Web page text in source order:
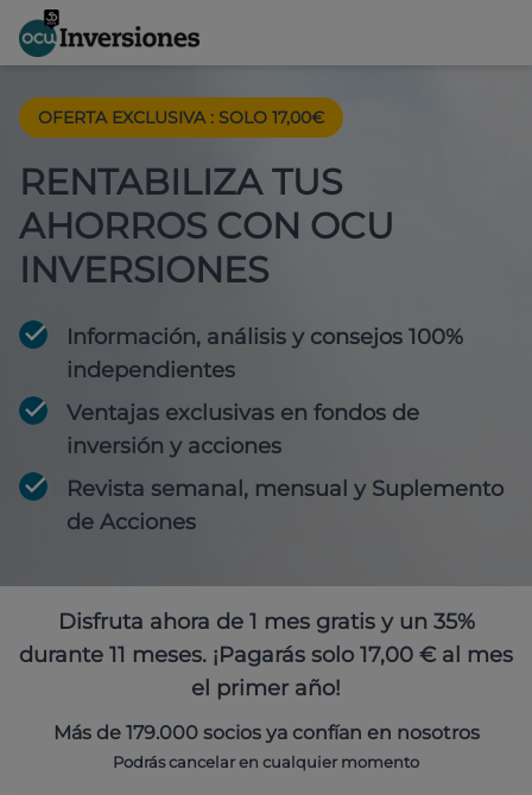
OFERTA EXCLUSIVA : SOLO 17,00€
RENTABILIZA TUS
AHORROS CON OCU
INVERSIONES
Información, análisis y consejos 100%
independientes
Ventajas exclusivas en fondos de
inversión y acciones
Revista semanal, mensual y Suplemento
de Acciones
Disfruta ahora de 1 mes gratis y un 35%
durante 11 meses. ¡Pagarás solo 17,00 € al mes
el primer año!
Más de 179.000 socios ya confían en nosotros
Podrás cancelar en cualquier momento